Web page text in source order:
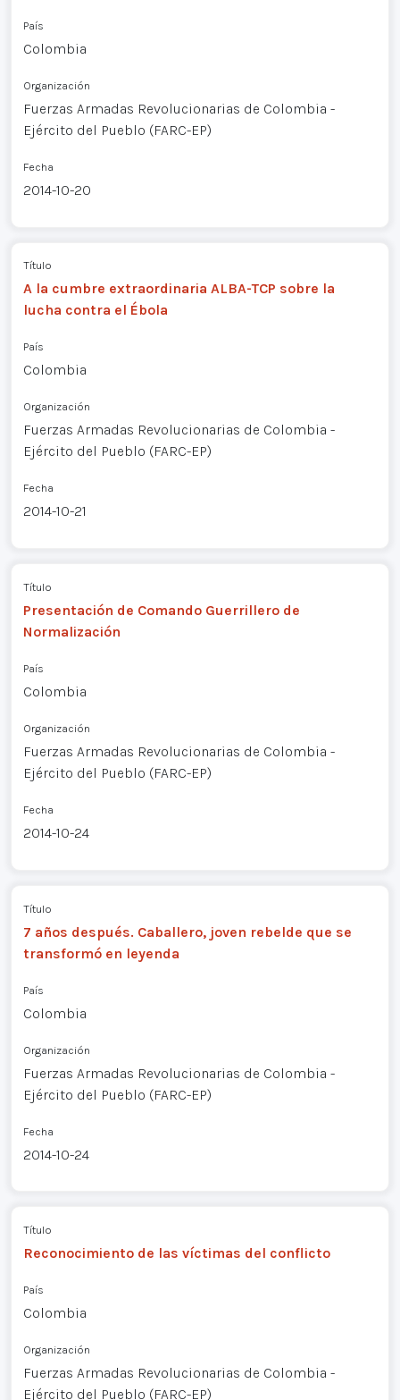
País
Colombia
Organización
Fuerzas Armadas Revolucionarias de Colombia -
Ejército del Pueblo (FARC-EP)
Fecha
2014-10-20
Título
A la cumbre extraordinaria ALBA-TCP sobre la
lucha contra el Ébola
País
Colombia
Organización
Fuerzas Armadas Revolucionarias de Colombia -
Ejército del Pueblo (FARC-EP)
Fecha
2014-10-21
Título
Presentación de Comando Guerrillero de
Normalización
País
Colombia
Organización
Fuerzas Armadas Revolucionarias de Colombia -
Ejército del Pueblo (FARC-EP)
Fecha
2014-10-24
Título
7 años después. Caballero, joven rebelde que se
transformó en leyenda
País
Colombia
Organización
Fuerzas Armadas Revolucionarias de Colombia -
Ejército del Pueblo (FARC-EP)
Fecha
2014-10-24
Título
Reconocimiento de las víctimas del conflicto
País
Colombia
Organización
Fuerzas Armadas Revolucionarias de Colombia -
Ejército del Pueblo (FARC-EP)